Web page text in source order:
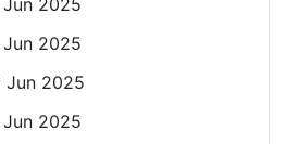
Jun 2025
Jun 2025
Jun 2025
Jun 2025